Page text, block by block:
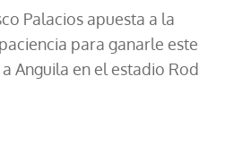
Palacios apuesta a la
para ganarle este
Anguila en el estadio Rod